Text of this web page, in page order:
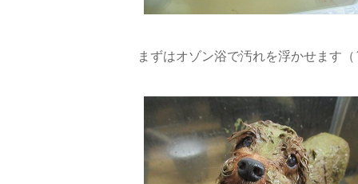
まずはオゾン浴で汚れを浮かせます（